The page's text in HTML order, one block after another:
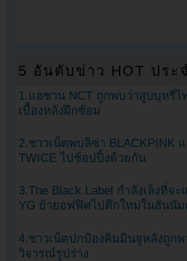
5 อันดับข่าว HOT ประ
1.แฮชาน NCT ถูกพบว่าสูบบุหรี่ไ
เบื้องหลังฝึกซ้อม
2.ชาวเน็ตพบลิซ่า BLACKPINK
TWICE ไปช้อปปิ้งด้วยกัน
3.The Black Label กำลังเล็งที่จ
YG ย้ายอฟฟิศไปตึกใหม่ในฮันนัม
4.ชาวเน็ตปกป้องคิมมินจูหลังถูกพ
วิจารณ์รูปร่าง